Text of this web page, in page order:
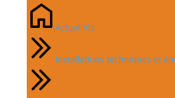
Actualités
Installations techniques et